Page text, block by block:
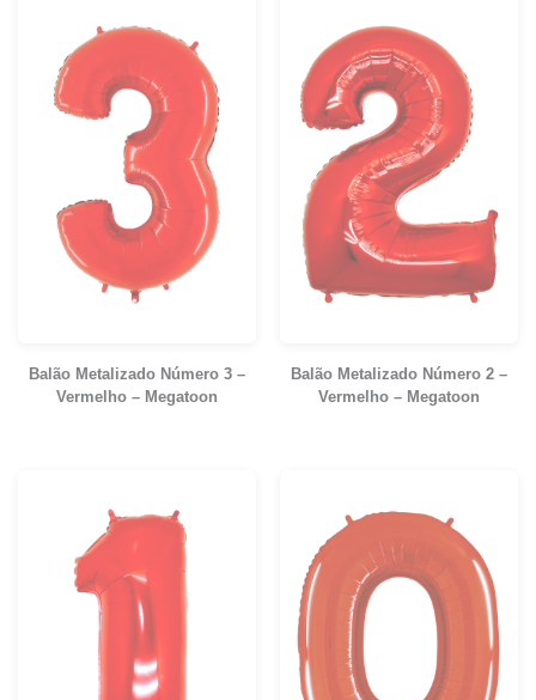
Balão Metalizado Número 3 –
Vermelho – Megatoon
Balão Metalizado Número 2 –
Vermelho – Megatoon